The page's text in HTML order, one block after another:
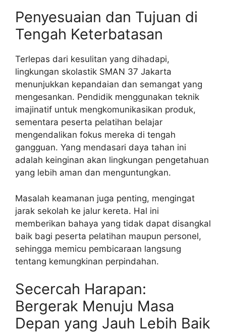
Penyesuaian dan Tujuan di
Tengah Keterbatasan
Terlepas dari kesulitan yang dihadapi,
lingkungan skolastik SMAN 37 Jakarta
menunjukkan kepandaian dan semangat yang
mengesankan. Pendidik menggunakan teknik
imajinatif untuk mengkomunikasikan produk,
sementara peserta pelatihan belajar
mengendalikan fokus mereka di tengah
gangguan. Yang mendasari daya tahan ini
adalah keinginan akan lingkungan pengetahuan
yang lebih aman dan menguntungkan.
Masalah keamanan juga penting, mengingat
jarak sekolah ke jalur kereta. Hal ini
memberikan bahaya yang tidak dapat disangkal
baik bagi peserta pelatihan maupun personel,
sehingga memicu pembicaraan langsung
tentang kemungkinan perpindahan.
Secercah Harapan:
Bergerak Menuju Masa
Depan yang Jauh Lebih Baik